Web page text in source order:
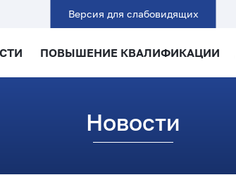
Версия для слабовидящих
ПОВЫШЕНИЕ КВАЛИФИКАЦИИ
Новости